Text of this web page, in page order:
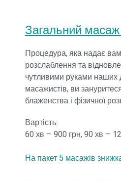
Загальний масаж
Процедура, яка надає
розслаблення та
чутливими руками наших
масажистів, ви
блаженства і фізичної
Вартість:
60 хв – 900 грн, 90 хв –
На пакет 5 масажів